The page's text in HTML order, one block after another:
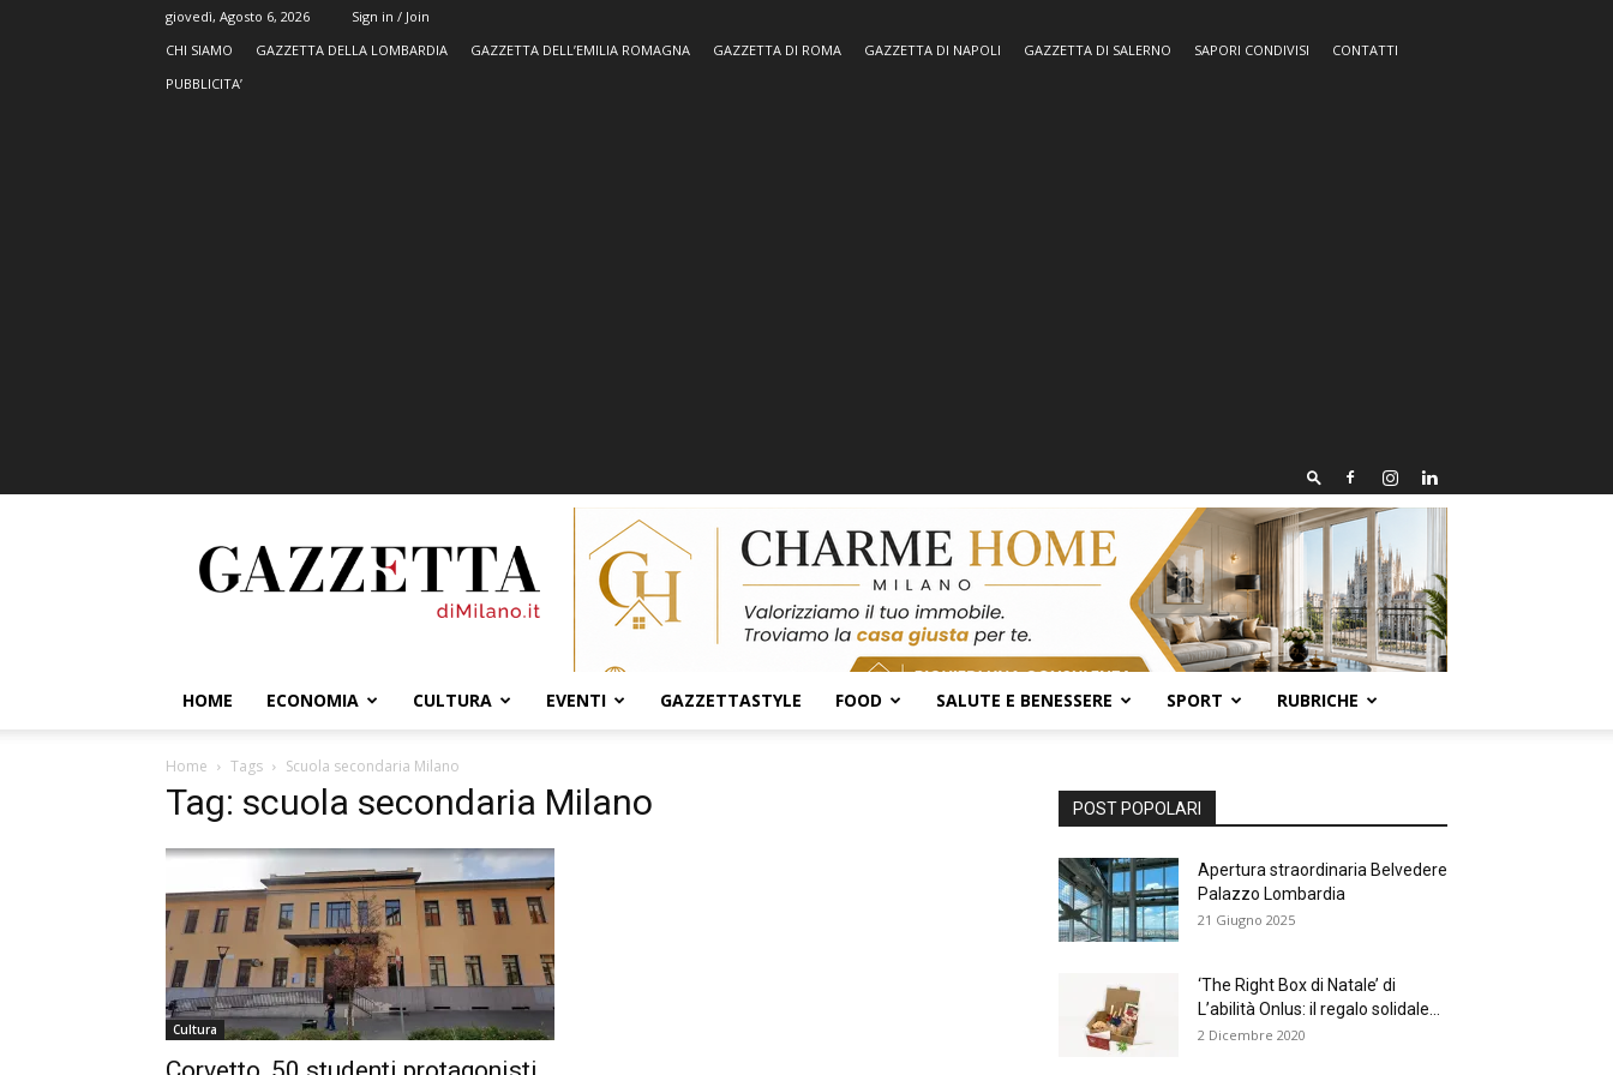
giovedì, Agosto 6, 2026
Sign in / Join
CHI SIAMO
GAZZETTA DELLA LOMBARDIA GAZZETTA DELL’EMILIA ROMAGNA GAZZETTA DI ROMA GAZZETTA DI NAPOLI GAZZETTA DI SALERNO SAPORI CONDIVISI
CONTATTI
PUBBLICITA’
HOME ECONOMIA CULTURA EVENTI GAZZETTASTYLE FOOD SALUTE E BENESSERE SPORT RUBRICHE
Home Tags Scuola secondaria Milano
Tag: scuola secondaria Milano
Cultura
POST POPOLARI
Apertura straordinaria Belvedere
Palazzo Lombardia
21 Giugno 2025
‘The Right Box di Natale’ di
L’abilità Onlus: il regalo solidale...
2 Dicembre 2020